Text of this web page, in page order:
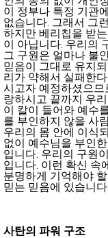
이 정부나 특정 기관
없습니다. 그래서 그
하지만 베리칩을 받
이 아닙니다. 우리의
그 구원은 얼마나 불
믿음이 그대로 유지
리가 약해서 실패한
시고자 예정하셨으
랑하시고 끝까지 우
이 칼이 들어와 예수
를 부인하지 않을 사
우리의 몸 안에 이식
없이 예수님을 부인
입니다. 우리의 구원
입니다. 이런 확신 속
분명하게 기억해야
믿는 믿음에 있습니다.
사탄의 파워 구조